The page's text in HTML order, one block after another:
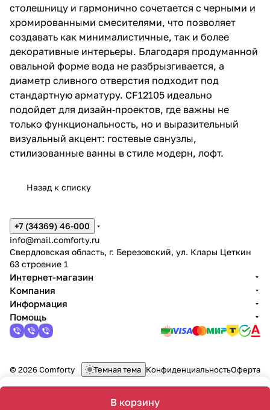
столешницу и гармонично сочетается с черными и
хромированными смесителями, что позволяет
создавать как минималистичные, так и более
декоративные интерьеры. Благодаря продуманной
овальной форме вода не разбрызгивается, а
диаметр сливного отверстия подходит под
стандартную арматуру. CF12105 идеально
подойдет для дизайн‑проектов, где важны не
только функциональность, но и выразительный
визуальный акцент: гостевые санузлы,
стилизованные ванны в стиле модерн, лофт.
Назад к списку
В корзину
+7 (34369) 46-000
info@mail.comforty.ru
Свердловская область, г. Березовский, ул. Клары Цеткин
63 строение 1
Интернет-магазин
Компания
Информация
Помощь
© 2026 Comforty Темная тема КонфиденциальностьОферта